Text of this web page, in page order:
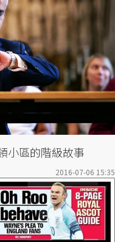
小區的階級故事
2016-07-06 15:35